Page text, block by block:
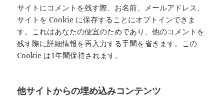
サイトにコメントを残す際、お名前、メールアドレス、
サイトを Cookie に保存することにオプトインできま
す。これはあなたの便宜のためであり、他のコメントを
残す際に詳細情報を再入力する手間を省きます。この
Cookie は1年間保持されます。
他サイトからの埋め込みコンテンツ